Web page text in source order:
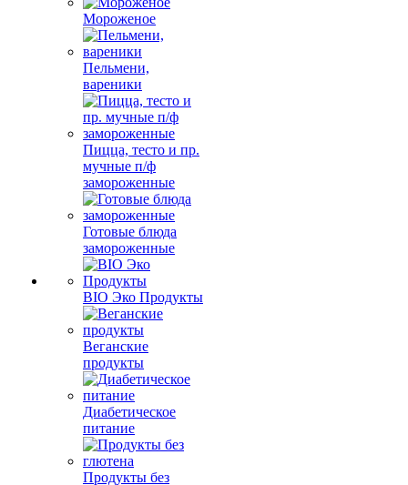
Мороженое
Пельмени,
вареники
Пицца, тесто и пр.
мучные п/ф
замороженные
Готовые блюда
замороженные
BIO Эко Продукты
Веганские
продукты
Диабетическое
питание
Продукты без